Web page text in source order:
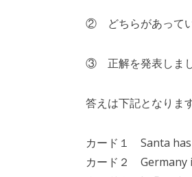
② どちらがあってい
③ 正解を発表しまし
答えは下記となります
カード１ Santa
カード２ Germany